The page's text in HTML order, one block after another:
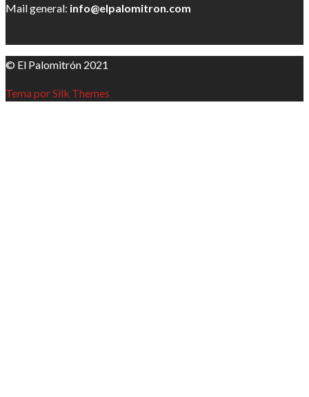
Mail general: info@elpalomitron.com
© El Palomitrón 2021
Tema por Silk Themes